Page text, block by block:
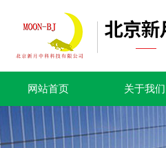
网站首页 关于我们